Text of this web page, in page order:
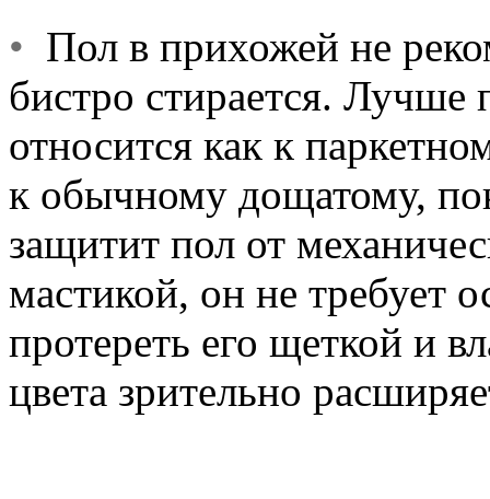
• Пол в прихожей не
бистро стирается. Лучше
относится как к
к обычному дощатому,
защитит пол от
мастикой, он не требует
протереть его щеткой и
цвета зрительно